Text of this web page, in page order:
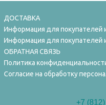
ДОСТАВКА
Информация для покупателей
Информация для покупателей
ОБРАТНАЯ СВЯЗЬ
Политика
Согласие на обработку
+7